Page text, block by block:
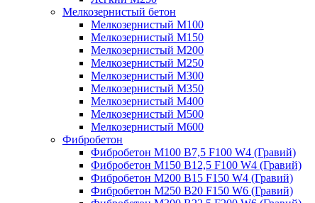
Мелкозернистый бетон
Мелкозернистый М100
Мелкозернистый М150
Мелкозернистый М200
Мелкозернистый М250
Мелкозернистый М300
Мелкозернистый М350
Мелкозернистый М400
Мелкозернистый М500
Мелкозернистый М600
Фибробетон
Фибробетон М100 B7,5 F100 W4 (Гравий)
Фибробетон М150 B12,5 F100 W4 (Гравий)
Фибробетон М200 B15 F150 W4 (Гравий)
Фибробетон М250 B20 F150 W6 (Гравий)